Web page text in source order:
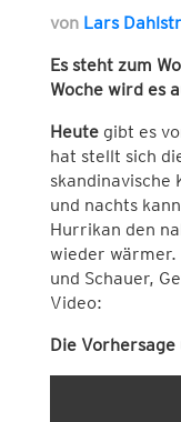
von Lars
Es steht zum
Woche wird es
Heute gibt es
hat stellt sich
und nachts
Hurrikan den
wieder wärmer.
und Schauer,
Video:
Die